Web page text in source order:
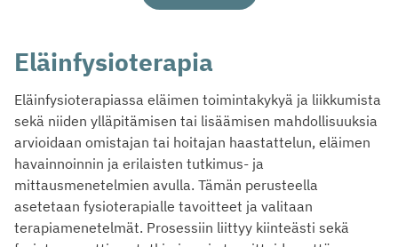
Eläinfysioterapia
Eläinfysioterapiassa eläimen toimintakykyä ja liikkumista
sekä niiden ylläpitämisen tai lisäämisen mahdollisuuksia
arvioidaan omistajan tai hoitajan haastattelun, eläimen
havainnoinnin ja erilaisten tutkimus- ja
mittausmenetelmien avulla. Tämän perusteella
asetetaan fysioterapialle tavoitteet ja valitaan
terapiamenetelmät. Prosessiin liittyy kiinteästi sekä